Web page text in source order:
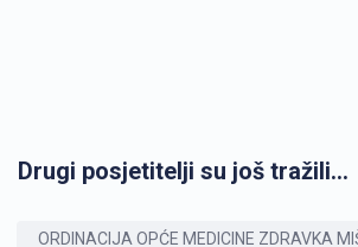
Drugi posjetitelji su još tražili...
ORDINACIJA OPĆE MEDICINE ZDRAVKA